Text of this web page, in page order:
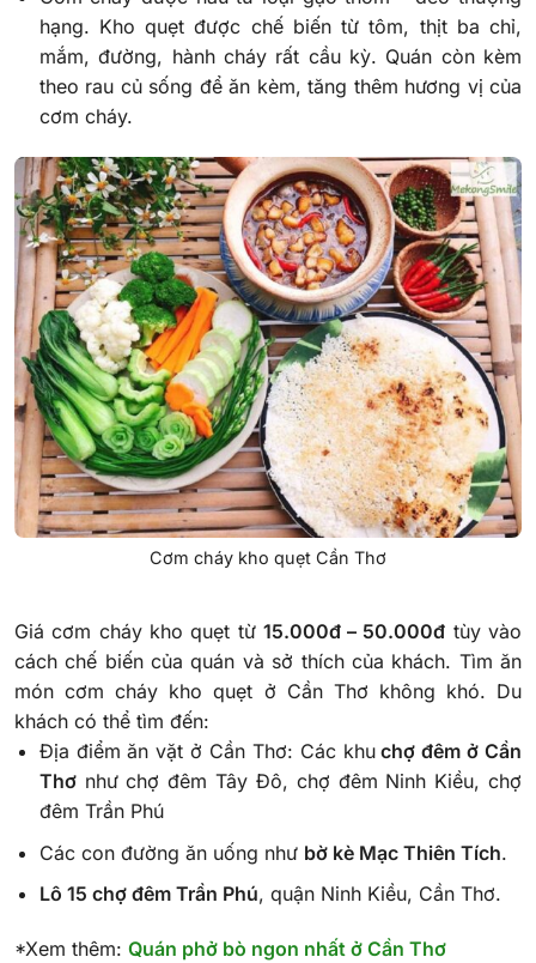
hạng. Kho quẹt được chế biến từ tôm, thịt ba chỉ,
mắm, đường, hành cháy rất cầu kỳ. Quán còn kèm
theo rau củ sống để ăn kèm, tăng thêm hương vị của
cơm cháy.
Cơm cháy kho quẹt Cần Thơ
Giá cơm cháy kho quẹt từ 15.000đ – 50.000đ tùy vào
cách chế biến của quán và sở thích của khách. Tìm ăn
món cơm cháy kho quẹt ở Cần Thơ không khó. Du
khách có thể tìm đến:
Địa điểm ăn vặt ở Cần Thơ: Các khuchợ đêm ở Cần
Thơnhư chợ đêm Tây Đô, chợ đêm Ninh Kiều, chợ
đêm Trần Phú
Các con đường ăn uống như bờ kè Mạc Thiên Tích.
Lô 15 chợ đêm Trần Phú, quận Ninh Kiều, Cần Thơ.
*Xem thêm: Quán phở bò ngon nhất ở Cần Thơ